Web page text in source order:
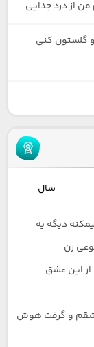
از درد جدایی
گلستون کنی
سال
دیگه یه
زن
این عشق
عشقم و گرفت هوش